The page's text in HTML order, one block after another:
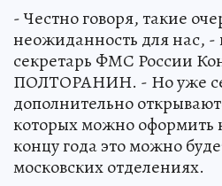
- Честно говоря, такие
неожиданность для нас, -
секретарь ФМС России
ПОЛТОРАНИН. - Но уже
дополнительно
которых можно оформить
концу года это можно
московских отделениях.